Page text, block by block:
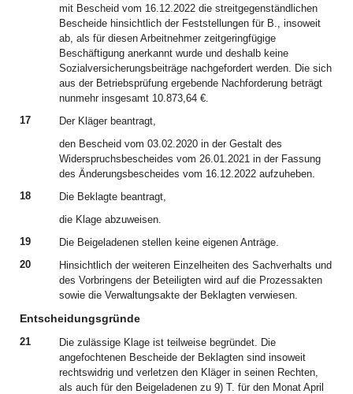
mit Bescheid vom 16.12.2022 die streitgegenständlichen
Bescheide hinsichtlich der Feststellungen für B., insoweit
ab, als für diesen Arbeitnehmer zeitgeringfügige
Beschäftigung anerkannt wurde und deshalb keine
Sozialversicherungsbeiträge nachgefordert werden. Die sich
aus der Betriebsprüfung ergebende Nachforderung beträgt
nunmehr insgesamt 10.873,64 €.
17
Der Kläger beantragt,
den Bescheid vom 03.02.2020 in der Gestalt des
Widerspruchsbescheides vom 26.01.2021 in der Fassung
des Änderungsbescheides vom 16.12.2022 aufzuheben.
18
Die Beklagte beantragt,
die Klage abzuweisen.
19
Die Beigeladenen stellen keine eigenen Anträge.
20
Hinsichtlich der weiteren Einzelheiten des Sachverhalts und
des Vorbringens der Beteiligten wird auf die Prozessakten
sowie die Verwaltungsakte der Beklagten verwiesen.
Entscheidungsgründe
21
Die zulässige Klage ist teilweise begründet. Die
angefochtenen Bescheide der Beklagten sind insoweit
rechtswidrig und verletzen den Kläger in seinen Rechten,
als auch für den Beigeladenen zu 9) T. für den Monat April